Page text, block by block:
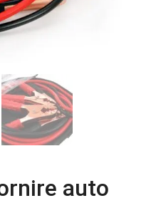
auto